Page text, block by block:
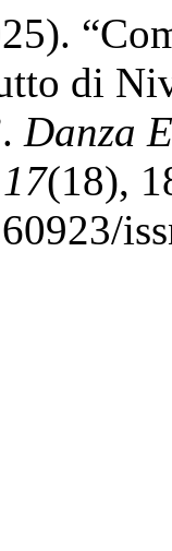
di
Danza
17(18),